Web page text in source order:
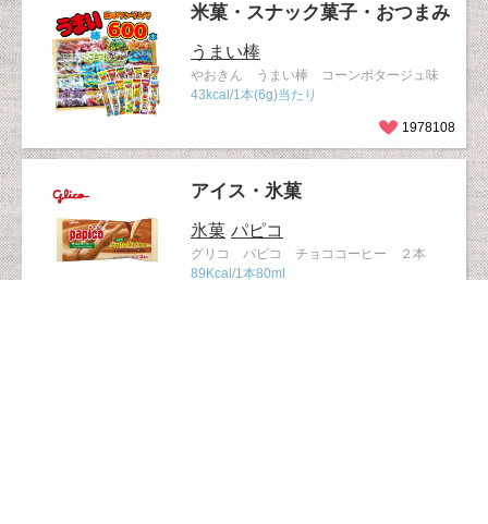
米菓・スナック菓子・おつまみ
うまい棒
やおきん うまい棒 コーンポタージュ味
43kcal/1本(6g)当たり
1978108
アイス・氷菓
氷菓 パピコ
グリコ パピコ チョココーヒー ２本
89Kcal/1本80ml